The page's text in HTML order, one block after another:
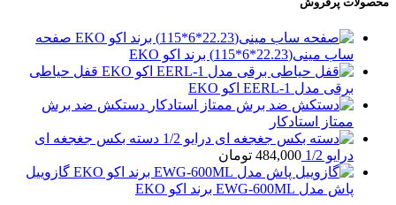
صفحه
ساب مینی(22.23*6*115) برند اکو EKO
قفل حیاطی
برقی مدل EERL-1 اکو EKO
دستکش ضد برش
ممتاز استادکار
دسته بکس جغجغه ای
درایو 1/2
484,000 تومان
گازوییل
پاش مدل EWG-600ML برند اکو EKO